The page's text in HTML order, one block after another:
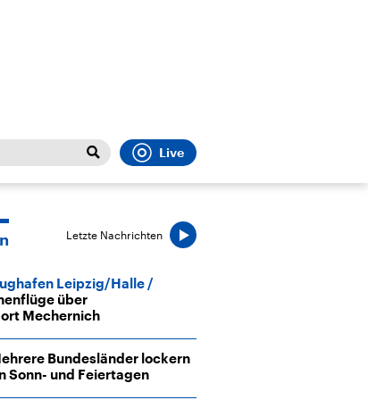
Sport
Faktenchecks
Live
Letzte Nachrichten
Leipzig/Halle
über
Mechernich
Bundesländer lockern
Sonn- und Feiertagen